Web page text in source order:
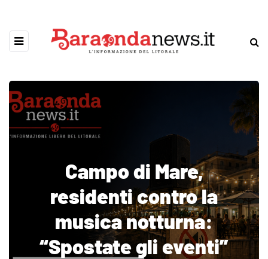
Campo di Mare,
residenti contro la
musica notturna:
“Spostate gli eventi”